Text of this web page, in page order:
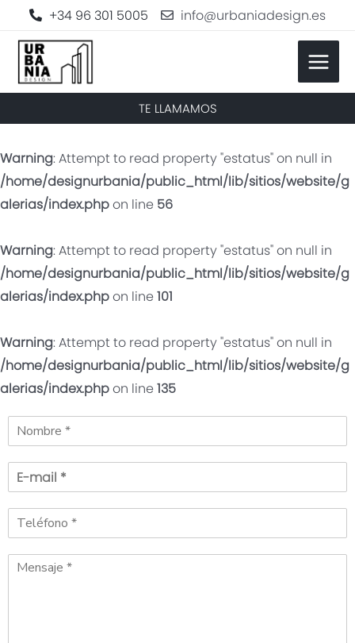
+34 96 301 5005 info@urbaniadesign.es
TE LLAMAMOS
Warning: Attempt to read property "estatus" on null in
/home/designurbania/public_html/lib/sitios/website/g
alerias/index.phpon line 56
Warning: Attempt to read property "estatus" on null in
/home/designurbania/public_html/lib/sitios/website/g
alerias/index.phpon line101
Warning: Attempt to read property "estatus" on null in
/home/designurbania/public_html/lib/sitios/website/g
alerias/index.phpon line135
Solicita más
información
promoción